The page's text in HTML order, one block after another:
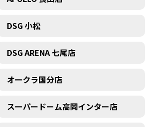
DSG 小松
DSG ARENA 七尾店
オークラ国分店
スーパードーム高岡インター店